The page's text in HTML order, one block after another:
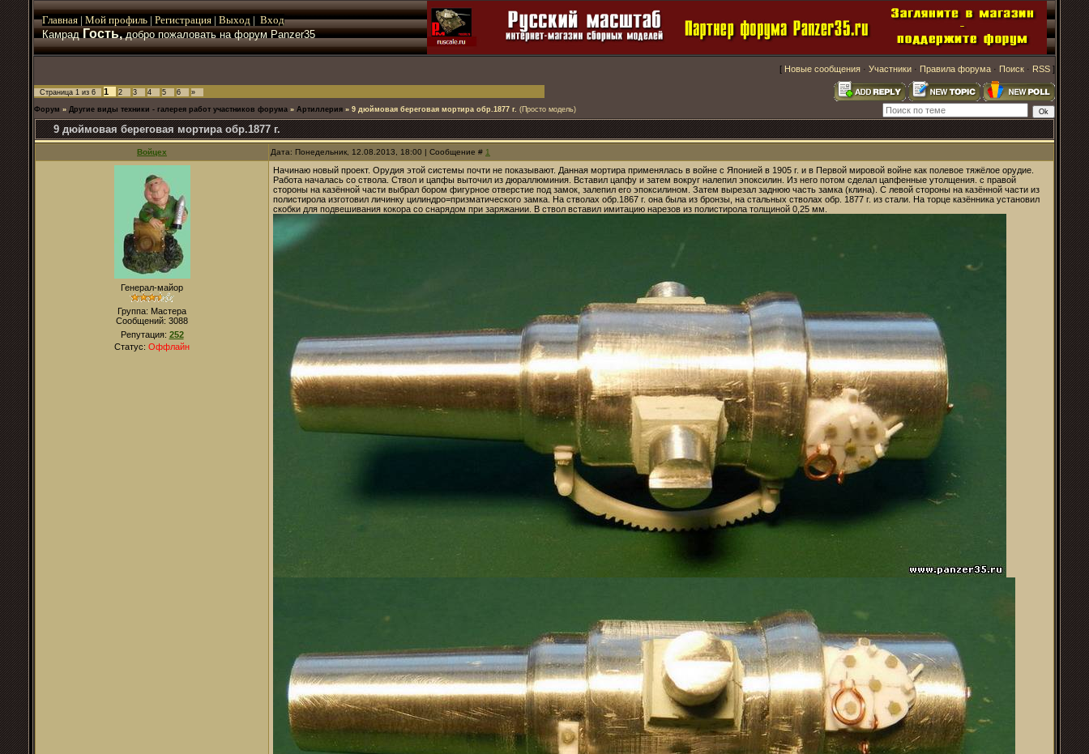
Главная | Мой профиль | Регистрация | Выход | Вход
КамрадГость,добро пожаловать на форум Panzer35
[ Новые сообщения · Участники · Правила форума · Поиск · RSS ]
Страница 1 из 6 1 2 3 4 5 6 »
Форум » Другие виды техники - галерея работ участников форума » Артиллерия » 9 дюймовая береговая мортира обр.1877 г. (Просто модель)
9 дюймовая береговая мортира обр.1877 г.
Войцех Дата: Понедельник, 12.08.2013, 18:00 | Сообщение # 1
Генерал-майор
Группа: Мастера
Сообщений: 3088
Репутация: 252
Статус: Оффлайн
Начинаю новый проект. Орудия этой системы почти не показывают. Данная мортира применялась в войне с Японией в 1905 г. и в Первой мировой войне как полевое тяжёлое орудие.
Работа началась со ствола. Ствол и цапфы выточил из дюраллюминия. Вставил цапфу и затем вокруг налепил эпоксилин. Из него потом сделал цапфенные утолщения. с правой
стороны на казённой части выбрал бором фигурное отверстие под замок, залепил его эпоксилином. Затем вырезал заднюю часть замка (клина). С левой стороны на казённой части из
полистирола изготовил личинку цилиндро=призматического замка. На стволах обр.1867 г. она была из бронзы, на стальных стволах обр. 1877 г. из стали. На торце казённика установил
скобки для подвешивания кокора со снарядом при заряжании. В ствол вставил имитацию нарезов из полистирола толщиной 0,25 мм.